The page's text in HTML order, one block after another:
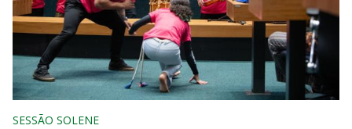
SESSÃO SOLENE